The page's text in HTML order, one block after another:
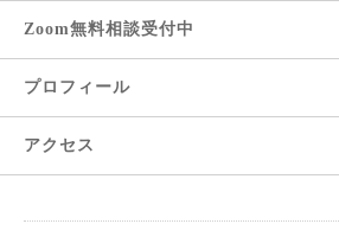
Zoom無料相談受付中
プロフィール
アクセス